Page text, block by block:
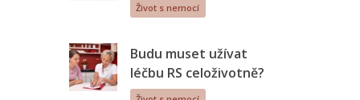
Život s nemocí
Budu muset užívat
léčbu RS celoživotně?